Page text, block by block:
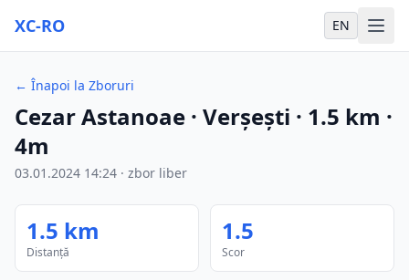
XC-RO EN
← Înapoi la Zboruri
Cezar Astanoae · Verșești · 1.5 km ·
4m
03.01.2024 14:24 · zbor liber
1.5 km
Distanță
1.5
Scor